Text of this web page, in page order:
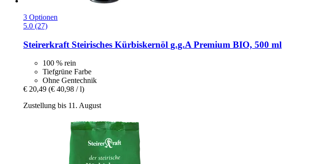
3 Optionen
5.0 (27)
Steirerkraft Steirisches Kürbiskernöl g.g.A Premium BIO, 500 ml
100 % rein
Tiefgrüne Farbe
Ohne Gentechnik
€ 20,49 (€ 40,98 / l)
Zustellung bis 11. August